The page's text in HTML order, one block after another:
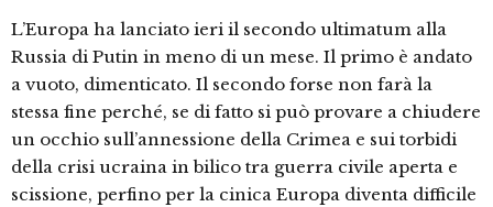
L’Europa ha lanciato ieri il secondo ultimatum alla
Russia di Putin in meno di un mese. Il primo è andato
a vuoto, dimenticato. Il secondo forse non farà la
stessa fine perché, se di fatto si può provare a chiudere
un occhio sull’annessione della Crimea e sui torbidi
della crisi ucraina in bilico tra guerra civile aperta e
scissione, perfino per la cinica Europa diventa difficile